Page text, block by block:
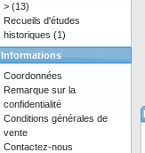
> (13)
Recueils d'études
historiques (1)
Informations
Coordonnées
Remarque sur la
confidentialité
Conditions générales de
vente
Contactez-nous